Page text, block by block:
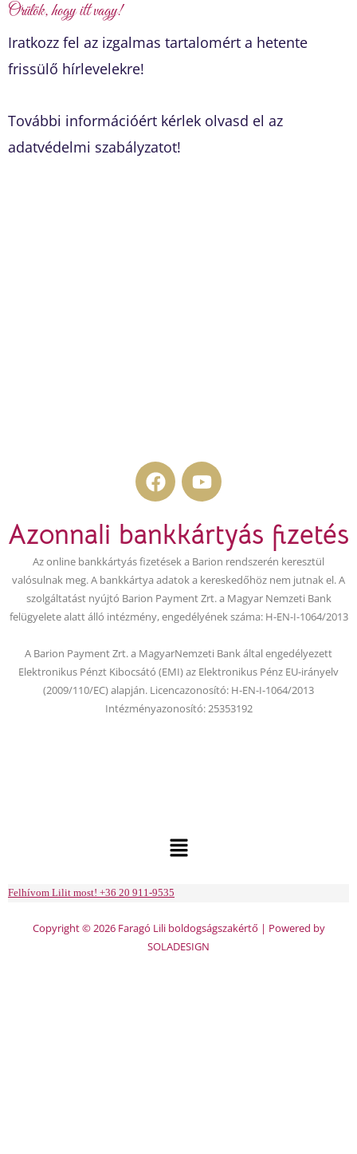
Örülök, hogy itt vagy!
Iratkozz fel az izgalmas tartalomért a hetente
frissülő hírlevelekre!
További információért kérlek olvasd el az
adatvédelmi szabályzatot!
F
a
e
b
o
o
k
Y
o
t
u
b
e
Azonnali bankkártyás fizetés
Az online bankkártyás fizetések a Barion rendszerén keresztül
valósulnak meg. A bankkártya adatok a kereskedőhöz nem jutnak el. A
szolgáltatást nyújtó Barion Payment Zrt. a Magyar Nemzeti Bank
felügyelete alatt álló intézmény, engedélyének száma: H-EN-I-1064/2013
A Barion Payment Zrt. a MagyarNemzeti Bank által engedélyezett
Elektronikus Pénzt Kibocsátó (EMI) az Elektronikus Pénz EU-irányelv
(2009/110/EC) alapján. Licencazonosító: H-EN-I-1064/2013
Intézményazonosító: 25353192
Menu
Felhívom Lilit most! +36 20 911-9535
Copyright © 2026 Faragó Lili boldogságszakértő | Powered by
SOLADESIGN